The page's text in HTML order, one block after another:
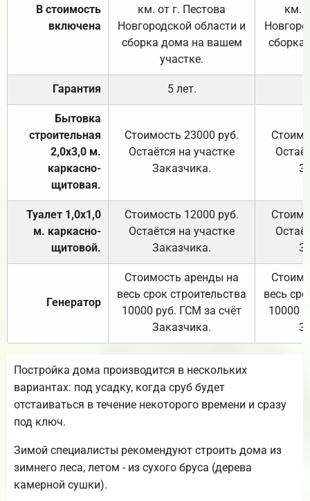
В стоимость
включена
км. от г. Пестова
Новгородской области и
сборка дома на вашем
участке.
км.
Гарантия 5 лет.
Бытовка
строительная
2,0х3,0 м.
каркасно-
щитовая.
Стоимость 23000 руб.
Остаётся на участке
Заказчика.
Туалет 1,0х1,0
м. каркасно-
щитовой.
Стоимость 12000 руб.
Остаётся на участке
Заказчика.
Генератор
Стоимость аренды на
весь срок строительства
10000 руб. ГСМ за счёт
Заказчика.
весь
10000
Постройка дома производится в нескольких
вариантах: под усадку, когда сруб будет
отстаиваться в течение некоторого времени и сразу
под ключ.
Зимой специалисты рекомендуют строить дома из
зимнего леса, летом - из сухого бруса (дерева
камерной сушки).